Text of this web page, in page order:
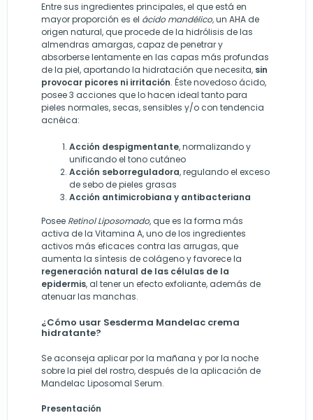
Entre sus ingredientes principales, el que está en
mayor proporción es el ácido mandélico,un AHA de
origen natural, que procede de la hidrólisis de las
almendras amargas, capaz de penetrar y
absorberse lentamente en las capas más profundas
de la piel, aportando la hidratación que necesita, sin
provocar picores ni irritación. Éste novedoso ácido,
posee 3 acciones que lo hacen ideal tanto para
pieles normales, secas, sensibles y/o con tendencia
acnéica:
Acción despigmentante, normalizando y
unificando el tono cutáneo
Acción seborreguladora, regulando el exceso
de sebo de pieles grasas
Acción antimicrobiana y antibacteriana
Posee Retinol Liposomado, que es la forma más
activa de la Vitamina A, uno de los ingredientes
activos más eficaces contra las arrugas, que
aumenta la síntesis de colágeno y favorece la
regeneración natural de las células de la
epidermis, al tener un efecto exfoliante, además de
atenuar las manchas.
¿Cómo usar Sesderma Mandelac crema
hidratante?
Se aconseja aplicar por la mañana y por la noche
sobre la piel del rostro, después de la aplicación de
Mandelac Liposomal Serum.
Presentación